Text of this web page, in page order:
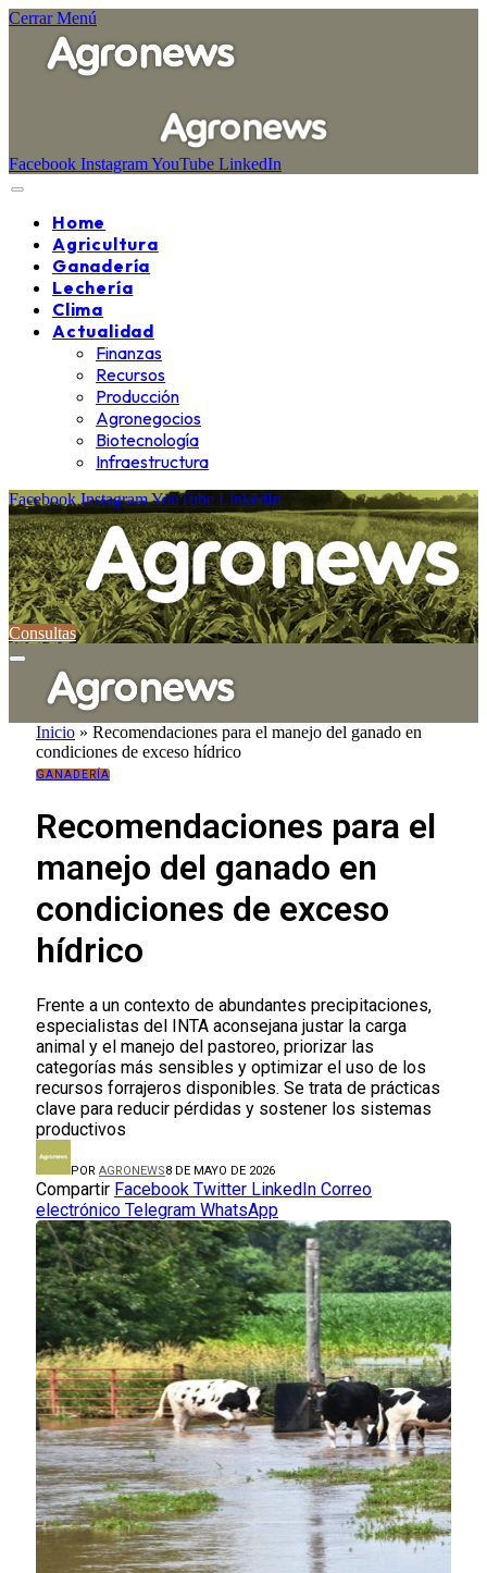
Cerrar Menú
Facebook InstagramYouTube LinkedIn
Home
Agricultura
Ganadería
Lechería
Clima
Actualidad
Finanzas
Recursos
Producción
Agronegocios
Biotecnología
Infraestructura
Facebook InstagramYouTube LinkedIn
Consultas
Inicio » Recomendaciones para el manejo del ganado en
condiciones de exceso hídrico
GANADERÍA
Recomendaciones para el
manejo del ganado en
condiciones de exceso
hídrico
Frente a un contexto de abundantes precipitaciones,
especialistas del INTA aconsejana justar la carga
animal y el manejo del pastoreo, priorizar las
categorías más sensibles y optimizar el uso de los
recursos forrajeros disponibles. Se trata de prácticas
clave para reducir pérdidas y sostener los sistemas
productivos
POR AGRONEWS8 DE MAYO DE 2026
Compartir Facebook Twitter LinkedIn Correo
electrónico Telegram WhatsApp